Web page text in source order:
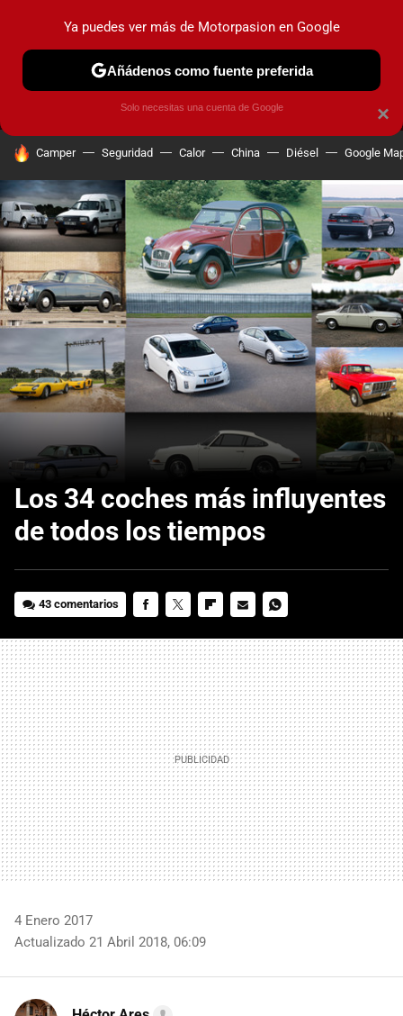
MENÚ NUEVO
COCHES ELÉCTRICOS OBSERVATORIO
HOY SE HABLA DE
Camper Seguridad Calor China Diésel Google
Los 34 coches más influyentes
de todos los tiempos
43 comentarios
MAIL
4 Enero 2017
Actualizado 21 Abril 2018, 06:09
×
Ya puedes ver más de Motorpasion en Google
Añádenos como fuente preferida
Solo necesitas una cuenta de Google